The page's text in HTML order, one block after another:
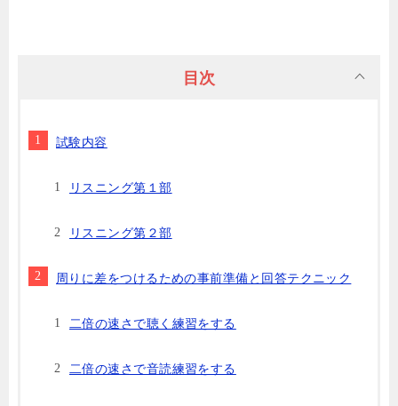
目次
試験内容
リスニング第１部
リスニング第２部
周りに差をつけるための事前準備と回答テクニック
二倍の速さで聴く練習をする
二倍の速さで音読練習をする